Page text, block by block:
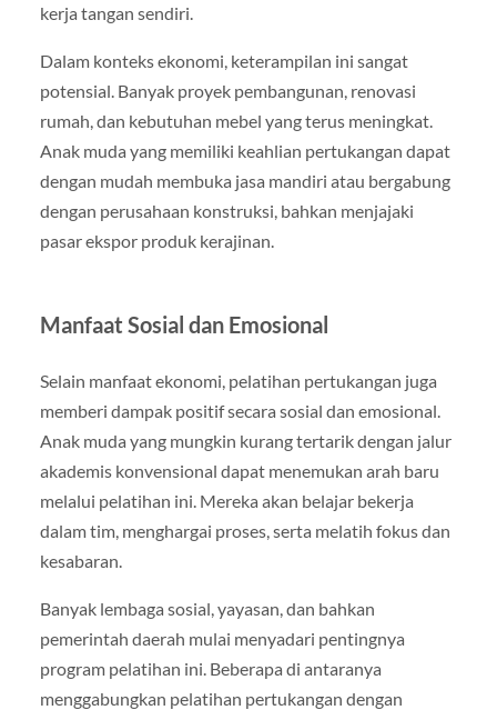
kerja tangan sendiri.
Dalam konteks ekonomi, keterampilan ini sangat
potensial. Banyak proyek pembangunan, renovasi
rumah, dan kebutuhan mebel yang terus meningkat.
Anak muda yang memiliki keahlian pertukangan dapat
dengan mudah membuka jasa mandiri atau bergabung
dengan perusahaan konstruksi, bahkan menjajaki
pasar ekspor produk kerajinan.
Manfaat Sosial dan Emosional
Selain manfaat ekonomi, pelatihan pertukangan juga
memberi dampak positif secara sosial dan emosional.
Anak muda yang mungkin kurang tertarik dengan jalur
akademis konvensional dapat menemukan arah baru
melalui pelatihan ini. Mereka akan belajar bekerja
dalam tim, menghargai proses, serta melatih fokus dan
kesabaran.
Banyak lembaga sosial, yayasan, dan bahkan
pemerintah daerah mulai menyadari pentingnya
program pelatihan ini. Beberapa di antaranya
menggabungkan pelatihan pertukangan dengan